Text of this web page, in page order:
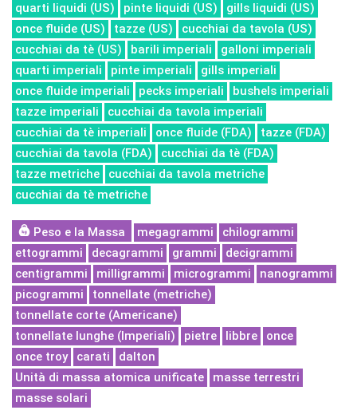
quarti liquidi (US)
pinte liquidi (US)
gills liquidi (US)
once fluide (US)
tazze (US)
cucchiai da tavola (US)
cucchiai da tè (US)
barili imperiali
galloni imperiali
quarti imperiali
pinte imperiali
gills imperiali
once fluide imperiali
pecks imperiali
bushels imperiali
tazze imperiali
cucchiai da tavola imperiali
cucchiai da tè imperiali
once fluide (FDA)
tazze (FDA)
cucchiai da tavola (FDA)
cucchiai da tè (FDA)
tazze metriche
cucchiai da tavola metriche
cucchiai da tè metriche
Peso e la Massa megagrammi
chilogrammi
ettogrammi
decagrammi grammi
decigrammi
centigrammi
milligrammi microgrammi
nanogrammi
picogrammi
tonnellate (metriche)
tonnellate corte (Americane)
tonnellate lunghe (Imperiali)
pietre libbre
once
once troy
carati
dalton
Unità di massa atomica unificate
masse terrestri
masse solari